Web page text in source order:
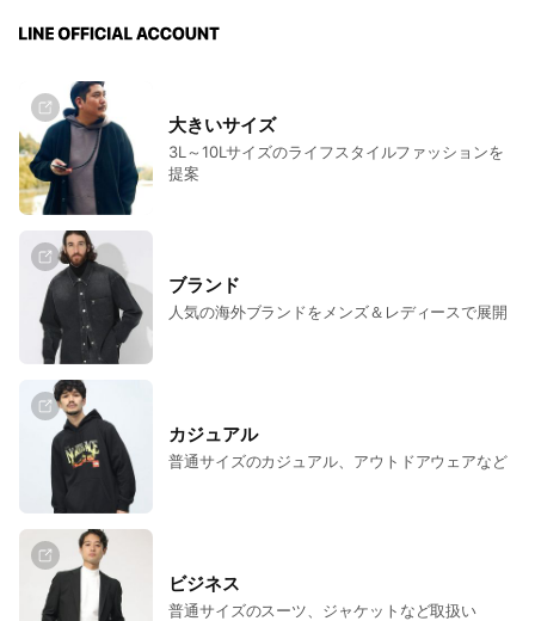
大きいサイズ
3L～10Lサイズのライフスタイルファッションを
提案
ブランド
人気の海外ブランドをメンズ＆レディースで展開
カジュアル
普通サイズのカジュアル、アウトドアウェアなど
ビジネス
普通サイズのスーツ、ジャケットなど取扱い